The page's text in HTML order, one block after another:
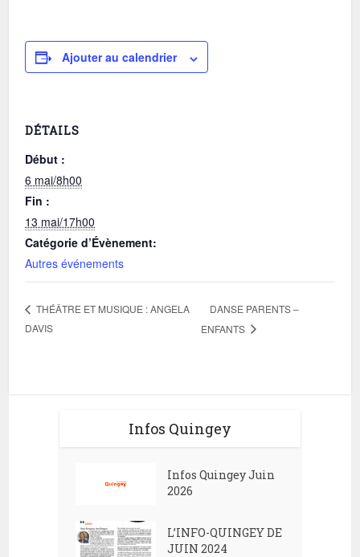
Ajouter au calendrier
DÉTAILS
Début :
6 mai/8h00
Fin :
13 mai/17h00
Catégorie d’Évènement:
Autres événements
THÉÂTRE ET MUSIQUE : ANGELA
DAVIS
DANSE PARENTS –
ENFANTS
Infos Quingey
Infos Quingey Juin
2026
L’INFO-QUINGEY DE
JUIN 2024